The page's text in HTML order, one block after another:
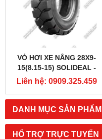
DANH MỤC SẢN PHẨM
HỔ TRỢ TRỰC TUYẾN
VỎ HƠI XE NÂNG 28X9-
15(8.15-15) SOLIDEAL -
SUTECH VIỆT NAM
Liên hệ: 0909.325.459